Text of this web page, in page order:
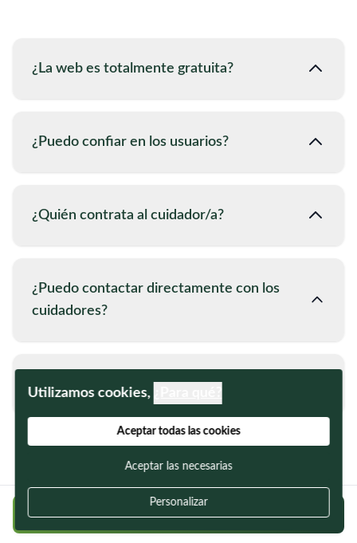
¿La web es totalmente gratuita?
¿Puedo confiar en los usuarios?
¿Quién contrata al cuidador/a?
¿Puedo contactar directamente con los
cuidadores?
¿Cuánto debería pagarle a mi cuidadora?
Regístrate gratis y encuentra a tu cuidador
Utilizamos cookies,
Aceptar todas las cookies
Aceptar las necesarias
Personalizar